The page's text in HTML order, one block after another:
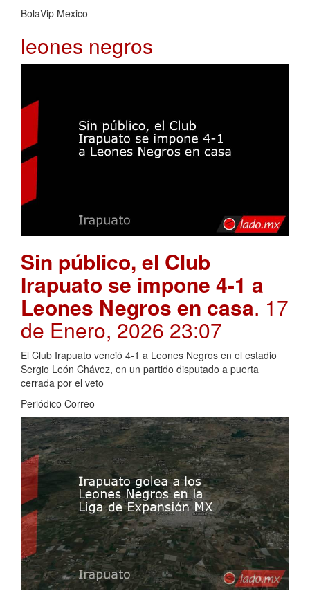
BolaVip Mexico
leones negros
Sin público, el Club
Irapuato se impone 4-1 a
Leones Negros en casa. 17
de Enero, 2026 23:07
El Club Irapuato venció 4-1 a Leones Negros en el estadio
Sergio León Chávez, en un partido disputado a puerta
cerrada por el veto
Periódico Correo